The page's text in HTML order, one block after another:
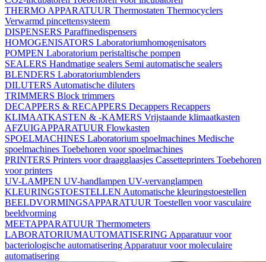
THERMO APPARATUUR Thermostaten Thermocyclers
Verwarmd pincettensysteem
DISPENSERS Paraffinedispensers
HOMOGENISATORS Laboratoriumhomogenisators
POMPEN Laboratorium peristaltische pompen
SEALERS Handmatige sealers Semi automatische sealers
BLENDERS Laboratoriumblenders
DILUTERS Automatische diluters
TRIMMERS Block trimmers
DECAPPERS & RECAPPERS Decappers Recappers
KLIMAATKASTEN & -KAMERS Vrijstaande klimaatkasten
AFZUIGAPPARATUUR Flowkasten
SPOELMACHINES Laboratorium spoelmachines Medische
spoelmachines Toebehoren voor spoelmachines
PRINTERS Printers voor draagglaasjes Cassetteprinters Toebehoren
voor printers
UV-LAMPEN UV-handlampen UV-vervanglampen
KLEURINGSTOESTELLEN Automatische kleuringstoestellen
BEELDVORMINGSAPPARATUUR Toestellen voor vasculaire
beeldvorming
MEETAPPARATUUR Thermometers
LABORATORIUMAUTOMATISERING Apparatuur voor
bacteriologische automatisering Apparatuur voor moleculaire
automatisering